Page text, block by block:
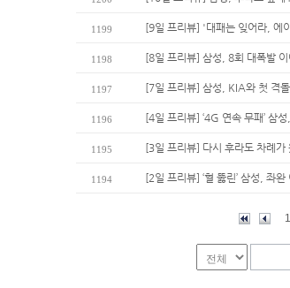
1199 [9일 프리뷰] '대패는 잊어라, 에
1198 [8일 프리뷰] 삼성, 8회 대폭발
1197 [7일 프리뷰] 삼성, KIA와 첫 격
1196 [4일 프리뷰] ‘4G 연속 무패’ 삼
1195 [3일 프리뷰] 다시 후라도 차례
1194 [2일 프리뷰] ‘혈 뚫린’ 삼성, 좌
1